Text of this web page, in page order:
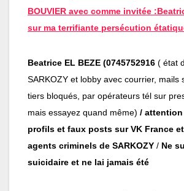
BOUVIER avec comme invitée
sur ma terrifiante persécution
Beatrice EL BEZE (0745752916 ( état
SARKOZY et lobby avec courrier, mails
tiers bloqués, par opérateurs tél sur
mais essayez quand même) /
profils et faux posts sur VK France
agents criminels de SARKOZY / Ne
suicidaire et ne lai jamais été